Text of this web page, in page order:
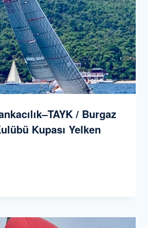
/ Burgaz
Kupası Yelken